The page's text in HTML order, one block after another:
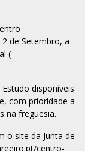
de Setembro, a
(
disponíveis
com prioridade a
na freguesia.
o site da Junta de
centro-